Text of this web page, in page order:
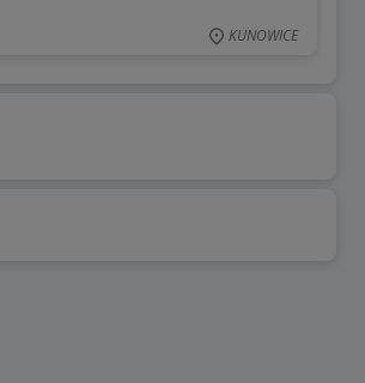
KUNOWICE